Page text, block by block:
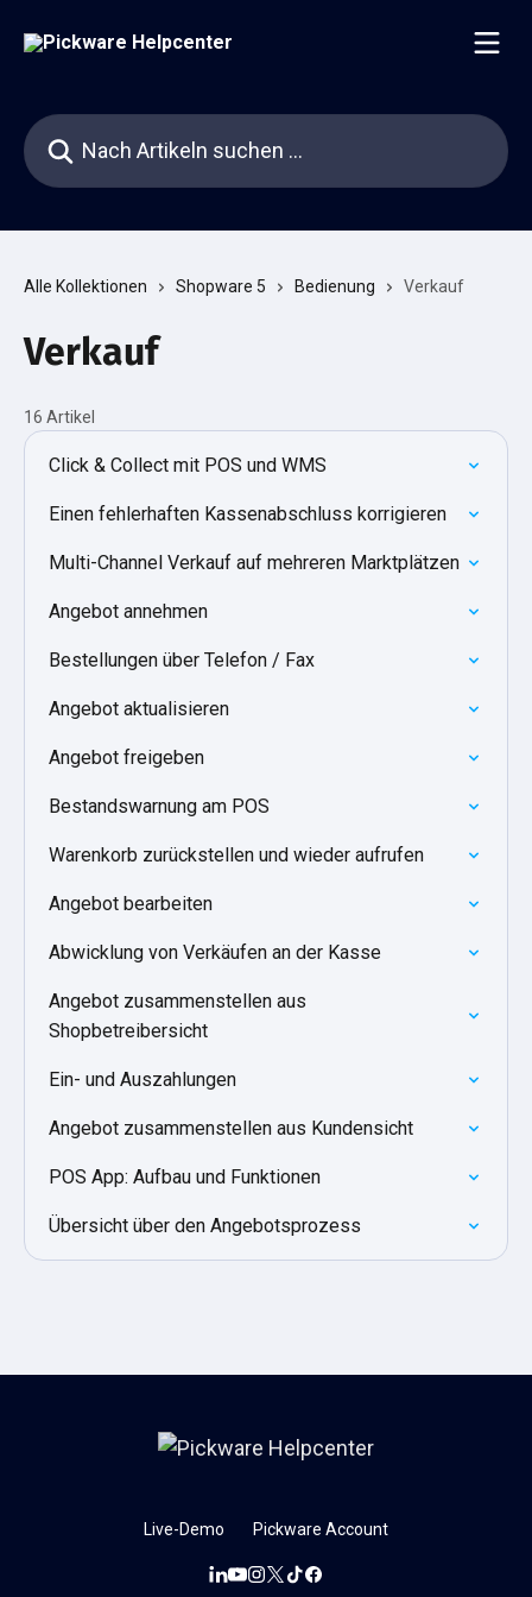
Nach Artikeln suchen …
Alle Kollektionen Shopware 5 Bedienung Verkauf
Verkauf
16 Artikel
Click & Collect mit POS und WMS
Einen fehlerhaften Kassenabschluss korrigieren
Multi-Channel Verkauf auf mehreren Marktplätzen
Angebot annehmen
Bestellungen über Telefon / Fax
Angebot aktualisieren
Angebot freigeben
Bestandswarnung am POS
Warenkorb zurückstellen und wieder aufrufen
Angebot bearbeiten
Abwicklung von Verkäufen an der Kasse
Angebot zusammenstellen aus
Shopbetreibersicht
Ein- und Auszahlungen
Angebot zusammenstellen aus Kundensicht
POS App: Aufbau und Funktionen
Übersicht über den Angebotsprozess
Live-Demo Pickware Account